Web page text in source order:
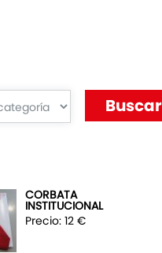
CORBATA
INSTITUCIONAL
Precio: 12 €